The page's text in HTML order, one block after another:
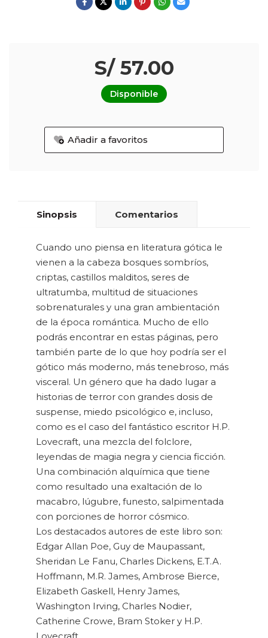
S/ 57.00
Disponible
Añadir a favoritos
Sinopsis Comentarios
Cuando uno piensa en literatura gótica le
vienen a la cabeza bosques sombríos,
criptas, castillos malditos, seres de
ultratumba, multitud de situaciones
sobrenaturales y una gran ambientación
de la época romántica. Mucho de ello
podrás encontrar en estas páginas, pero
también parte de lo que hoy podría ser el
gótico más moderno, más tenebroso, más
visceral. Un género que ha dado lugar a
historias de terror con grandes dosis de
suspense, miedo psicológico e, incluso,
como es el caso del fantástico escritor H.P.
Lovecraft, una mezcla del folclore,
leyendas de magia negra y ciencia ficción.
Una combinación alquímica que tiene
como resultado una exaltación de lo
macabro, lúgubre, funesto, salpimentada
con porciones de horror cósmico.
Los destacados autores de este libro son:
Edgar Allan Poe, Guy de Maupassant,
Sheridan Le Fanu, Charles Dickens, E.T.A.
Hoffmann, M.R. James, Ambrose Bierce,
Elizabeth Gaskell, Henry James,
Washington Irving, Charles Nodier,
Catherine Crowe, Bram Stoker y H.P.
Lovecraft.